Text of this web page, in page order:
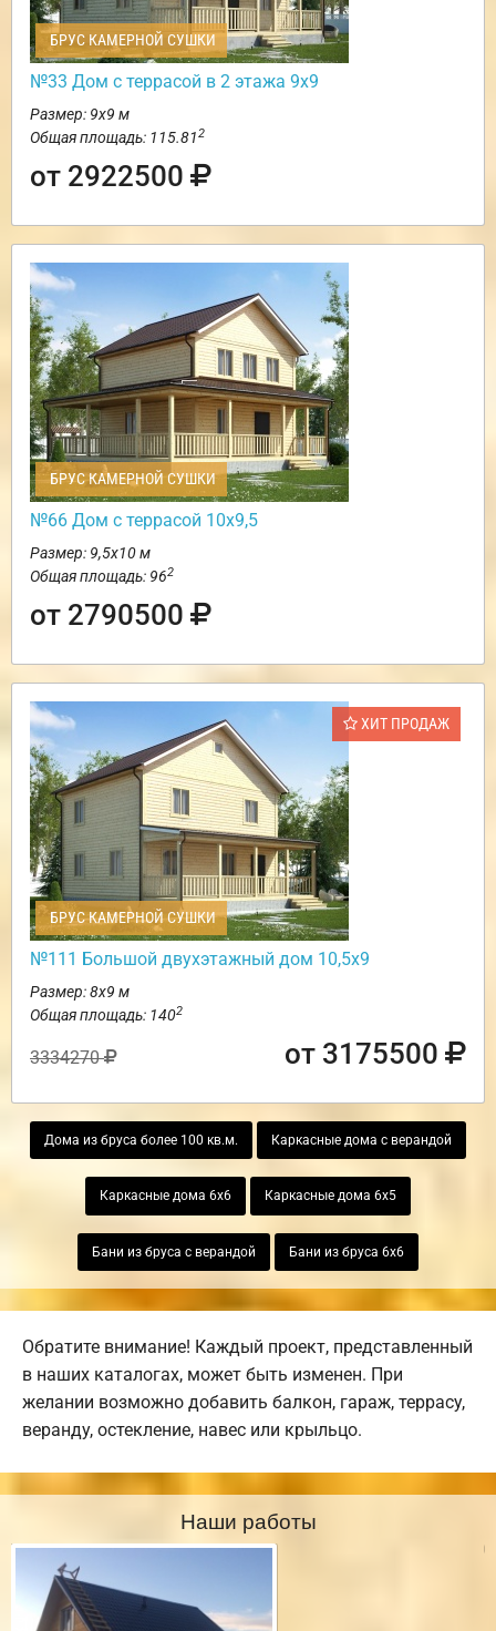
БРУС КАМЕРНОЙ СУШКИ
№33 Дом с террасой в 2 этажа 9х9
Размер: 9х9 м
Общая площадь: 115.812
от 2922500
БРУС КАМЕРНОЙ СУШКИ
№66 Дом с террасой 10х9,5
Размер: 9,5х10 м
Общая площадь: 962
от 2790500
ХИТ ПРОДАЖ
БРУС КАМЕРНОЙ СУШКИ
№111 Большой двухэтажный дом 10,5х9
Размер: 8х9 м
Общая площадь: 1402
3334270 от 3175500
Дома из бруса более 100 кв.м. Каркасные дома с верандой
Каркасные дома 6х6 Каркасные дома 6х5
Бани из бруса с верандой Бани из бруса 6х6
Обратите внимание! Каждый проект, представленный
в наших каталогах, может быть изменен. При
желании возможно добавить балкон, гараж, террасу,
веранду, остекление, навес или крыльцо.
Наши работы